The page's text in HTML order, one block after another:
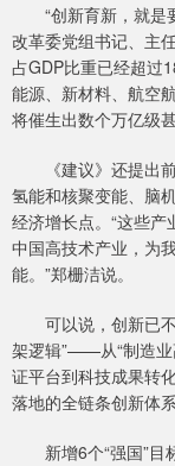
“创新育新，就是
改革委党组书记、主
占GDP比重已经超过
能源、新材料、航空
将催生出数个万亿级
《建议》还提出前
氢能和核聚变能、脑
经济增长点。“这些
中国高技术产业，为
能。”郑栅洁说。
可以说，创新已不
架逻辑”——从“制造业
证平台到科技成果转
落地的全链条创新体系
新增6个“强国”目